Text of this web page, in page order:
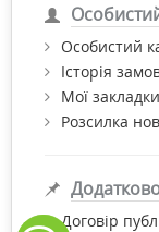
Особистий
Історія
Мої закладки
Розсилка
Договір